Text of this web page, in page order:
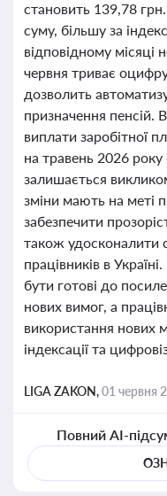
становить 139,78
суму, більшу за
відповідному
червня триває
дозволить
призначення пенсій.
виплати заробітної
на травень 2026
залишається
зміни мають на меті
забезпечити
також удосконалити
працівників в
бути готові до
нових вимог, а
використання нових
індексації та
LIGA ZAKON,01 червня
Повний AI-